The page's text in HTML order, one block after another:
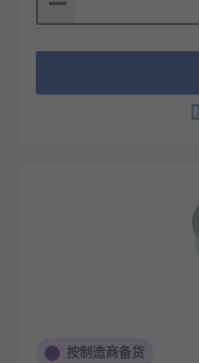
按制造商备货